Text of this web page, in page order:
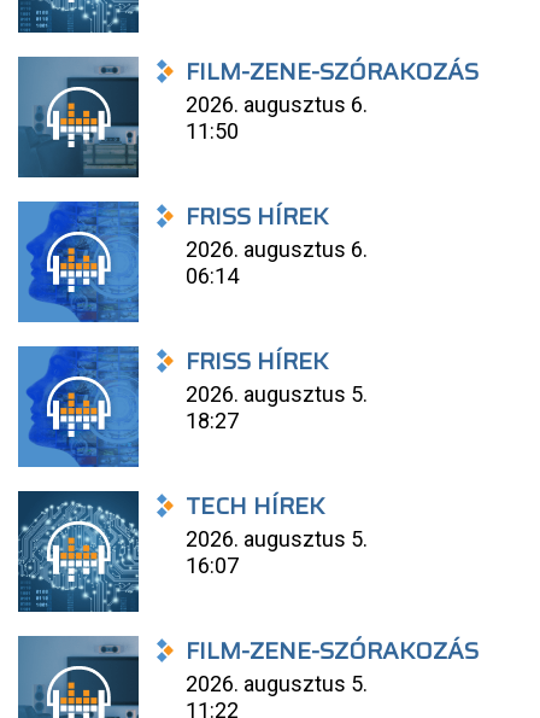
FILM-ZENE-SZÓRAKOZÁS
2026. augusztus 6.
11:50
FRISS HÍREK
2026. augusztus 6.
06:14
FRISS HÍREK
2026. augusztus 5.
18:27
TECH HÍREK
2026. augusztus 5.
16:07
FILM-ZENE-SZÓRAKOZÁS
2026. augusztus 5.
11:22